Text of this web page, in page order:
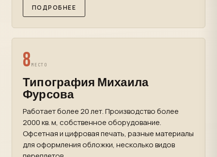
ПОДРОБНЕЕ
8 МЕСТО
Типография Михаила
Фурсова
Работает более 20 лет. Производство более
2000 кв. м, собственное оборудование.
Офсетная и цифровая печать, разные материалы
для оформления обложки, несколько видов